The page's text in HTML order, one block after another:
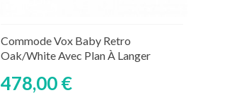
Commode Vox Baby Retro
Oak/White Avec Plan À Langer
478,00 €